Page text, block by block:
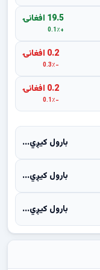
19.5 افغانۍ
+0.1٪
0.2 افغانۍ
-0.3٪
0.2 افغانۍ
-0.1٪
بارول کیږي...
بارول کیږي...
بارول کیږي...